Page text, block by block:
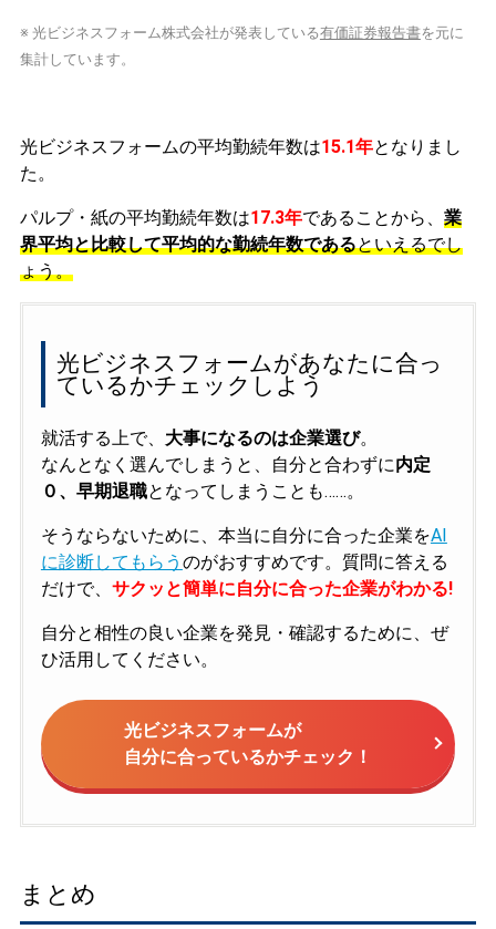
※ 光ビジネスフォーム株式会社が発表している有価証券報告書を元に
集計しています。
光ビジネスフォームの平均勤続年数は15.1年となりまし
た。
パルプ・紙の平均勤続年数は17.3年であることから、 業
界平均と比較して平均的な勤続年数であるといえるでし
ょう。
光ビジネスフォームがあなたに合っ
ているかチェックしよう
就活する上で、 大事になるのは企業選び。
なんとなく選んでしまうと、自分と合わずに内定
０、早期退職となってしまうことも……。
そうならないために、本当に自分に合った企業をAI
に診断してもらう のがおすすめです。質問に答える
だけで、 サクッと簡単に自分に合った企業がわかる!
自分と相性の良い企業を発見・確認するために、ぜ
ひ活用してください。
光ビジネスフォームが
自分に合っているかチェック！
まとめ